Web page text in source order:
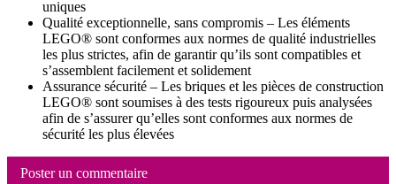
uniques
Qualité exceptionnelle, sans compromis – Les éléments
LEGO® sont conformes aux normes de qualité industrielles
les plus strictes, afin de garantir qu’ils sont compatibles et
s’assemblent facilement et solidement
Assurance sécurité – Les briques et les pièces de construction
LEGO® sont soumises à des tests rigoureux puis analysées
afin de s’assurer qu’elles sont conformes aux normes de
sécurité les plus élevées
Poster un commentaire